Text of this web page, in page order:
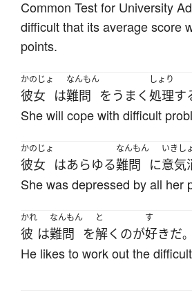
Common Test for University
difficult that its average score
points.
かのじょ
彼女 は
なんもん
難問 を うまく
しょり
処理す
She will cope with difficult
かのじょ
彼女 はあらゆる
なんもん
難問 に
いきし
意気
She was depressed by all her
かれ
彼 は
なんもん
難問 を
と
解く のが
す
好きだ。
He likes to work out the